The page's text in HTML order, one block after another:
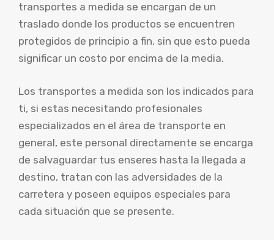
transportes a medida se encargan de un
traslado donde los productos se encuentren
protegidos de principio a fin, sin que esto pueda
significar un costo por encima de la media.
Los transportes a medida son los indicados para
ti, si estas necesitando profesionales
especializados en el área de transporte en
general, este personal directamente se encarga
de salvaguardar tus enseres hasta la llegada a
destino, tratan con las adversidades de la
carretera y poseen equipos especiales para
cada situación que se presente.